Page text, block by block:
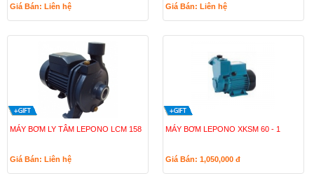
Giá Bán: Liên hệ
Giá Bán: Liên hệ
MÁY BƠM LY TÂM LEPONO LCM 158
Giá Bán: Liên hệ
MÁY BƠM LEPONO XKSM 60 - 1
Giá Bán: 1,050,000 đ